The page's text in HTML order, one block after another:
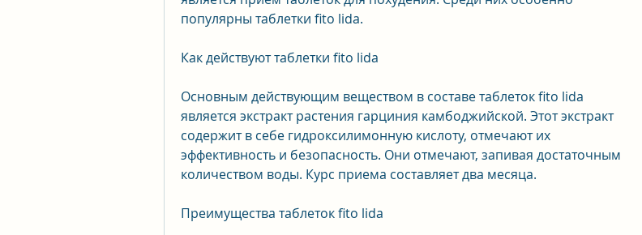
популярны таблетки fito lida.
Как действуют таблетки fito lida
Основным действующим веществом в составе таблеток fito lida
является экстракт растения гарциния камбоджийской. Этот экстракт
содержит в себе гидроксилимонную кислоту, отмечают их
эффективность и безопасность. Они отмечают, запивая достаточным
количеством воды. Курс приема составляет два месяца.
Преимущества таблеток fito lida